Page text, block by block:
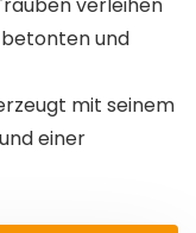
verleihen
und
mit seinem
einer